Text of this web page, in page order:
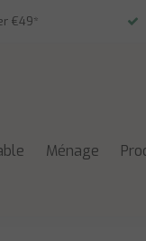
€49*
Ménage